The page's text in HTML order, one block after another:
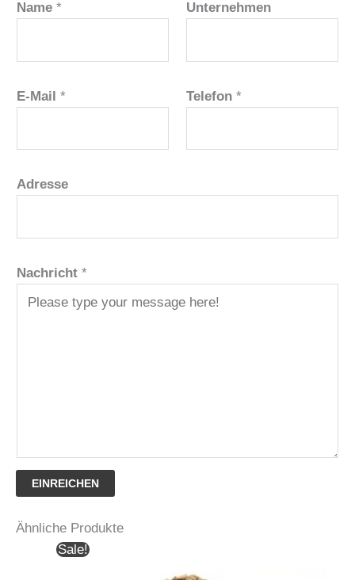
Name * Unternehmen
E-Mail * Telefon *
Adresse
Nachricht *
EINREICHEN
Ähnliche Produkte
Sale!